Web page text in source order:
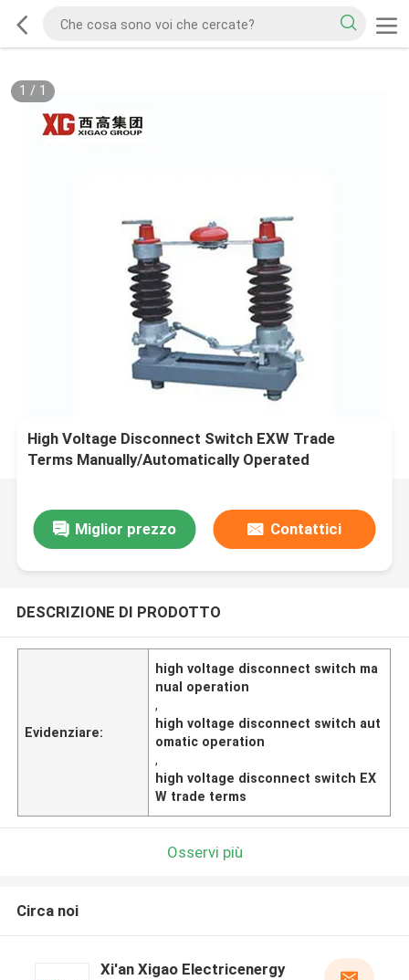
1 / 1
High Voltage Disconnect Switch EXW Trade
Terms Manually/Automatically Operated
Miglior prezzo Contattici
DESCRIZIONE DI PRODOTTO
Evidenziare:
high voltage disconnect switch ma
nual operation
,
high voltage disconnect switch aut
omatic operation
,
high voltage disconnect switch EX
W trade terms
Osservi più
Circa noi
Xi'an Xigao Electricenergy